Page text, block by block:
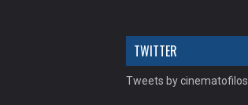
TWITTER
Tweets by cinematofilos